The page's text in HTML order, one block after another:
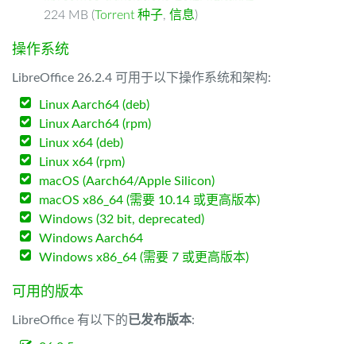
224 MB (Torrent 种子, 信息)
操作系统
LibreOffice 26.2.4 可用于以下操作系统和架构:
Linux Aarch64 (deb)
Linux Aarch64 (rpm)
Linux x64 (deb)
Linux x64 (rpm)
macOS (Aarch64/Apple Silicon)
macOS x86_64 (需要 10.14 或更高版本)
Windows (32 bit, deprecated)
Windows Aarch64
Windows x86_64 (需要 7 或更高版本)
可用的版本
LibreOffice 有以下的已发布版本: